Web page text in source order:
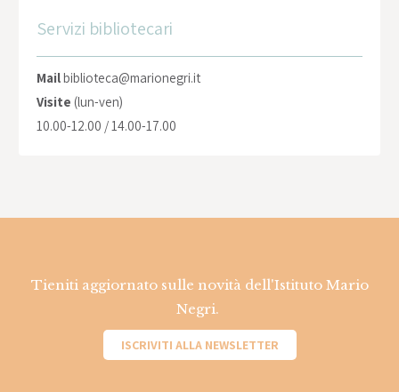
Servizi bibliotecari
Mailbiblioteca@marionegri.it
Visite (lun-ven)
10.00-12.00 / 14.00-17.00
Tieniti aggiornato sulle novità dell'Istituto Mario
Negri.
ISCRIVITI ALLA NEWSLETTER